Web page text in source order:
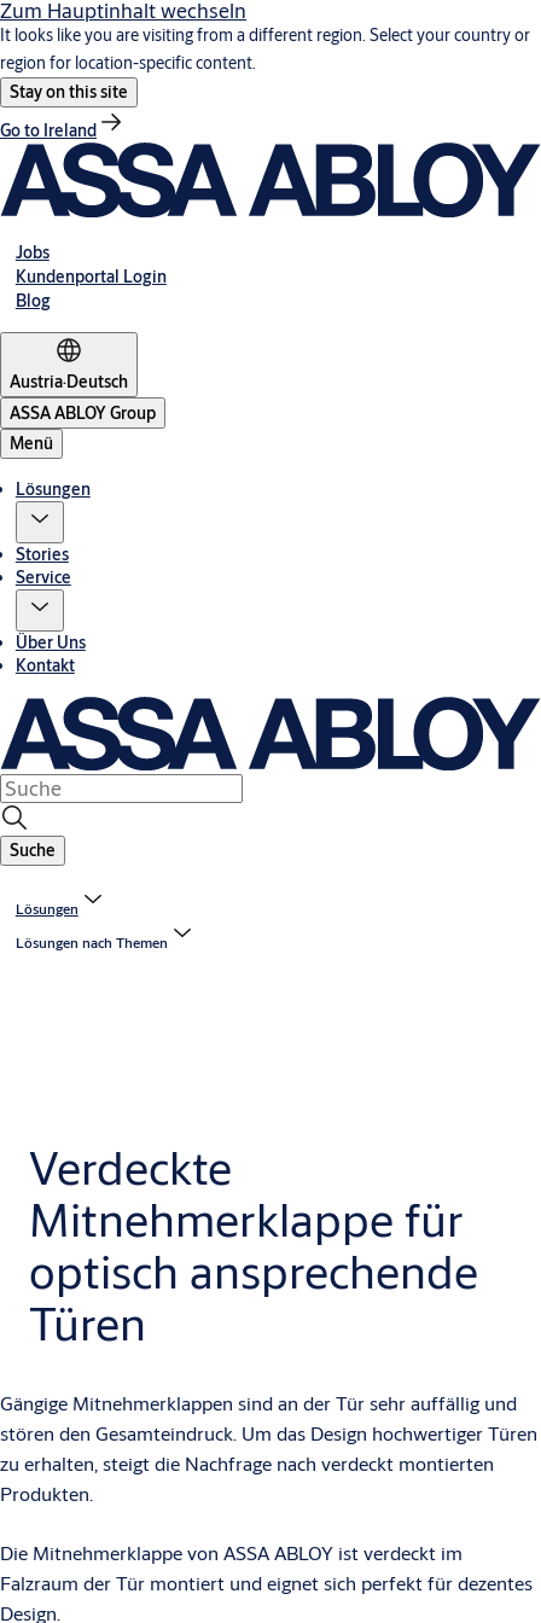
Zum Hauptinhalt wechseln
It looks like you are visiting from a different region. Select your country or
region for location-specific content.
Stay on this site
Go to Ireland
Jobs
Kundenportal Login
Blog
Austria·Deutsch
ASSA ABLOY Group
Menü
Lösungen
Stories
Service
Über Uns
Kontakt
Suche
Lösungen
Lösungen nach Themen
Verdeckte
Mitnehmerklappe für
optisch ansprechende
Türen
Gängige Mitnehmerklappen sind an der Tür sehr auffällig und
stören den Gesamteindruck. Um das Design hochwertiger Türen
zu erhalten, steigt die Nachfrage nach verdeckt montierten
Produkten.
Die Mitnehmerklappe von ASSA ABLOY ist verdeckt im
Falzraum der Tür montiert und eignet sich perfekt für dezentes
Design.